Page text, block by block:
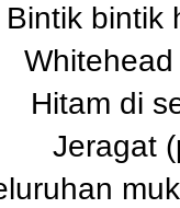
Bintik bintik
Hitam di
Jeragat